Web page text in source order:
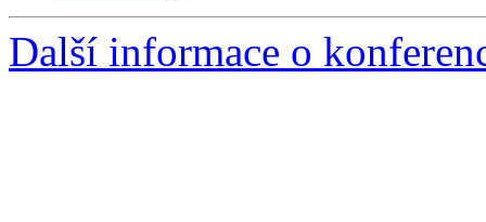
Další informace o